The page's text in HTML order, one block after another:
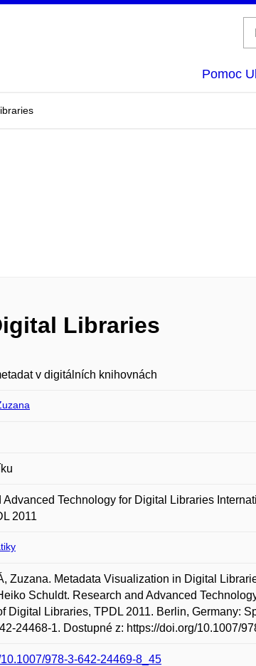
Pomoc
Libraries
v digitálních knihovnách
Advanced Technology for Digital Libraries
2011
Zuzana. Metadata Visualization in Digital
Schuldt. Research and Advanced
Digital Libraries, TPDL 2011. Berlin, Germany:
24468-1. Dostupné z: https://doi.org/10.1007/
978-3-642-24469-8_45